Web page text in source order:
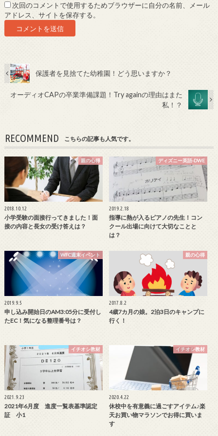
次回のコメントで使用するためブラウザーに自分の名前、メール
アドレス、サイトを保存する。
保護者を見捨てた幼稚園！どう思いますか？
オーディオCAPの卒業準備課題！Try againの理由はまた
私！？
RECOMMEND こちらの記事も人気です。
親の心得
2018.10.12
小学受験の面接行ってきました！面
接の内容と長女の受け答えは？
ディズニー英語-DWE
2019.2.18
指導に熱が入るピアノの先生！コン
クール出場に向けて大切なことと
は？
WFC週末イベント
2019.9.5
申し込み開始日のAM3:05分に受付し
たEC！気になる整理番号は？
親の心得
2017.8.2
4歳7カ月の娘。2泊3日のキャンプに
行く！
イチオシ教材
2021.9.23
2021年6月度 進度一覧表基準認定
証 小1
イチオシ教材
2020.4.22
休校中を有意義に過ごすアイテム♪楽
天お買い物マラソンでお得に買いま
す